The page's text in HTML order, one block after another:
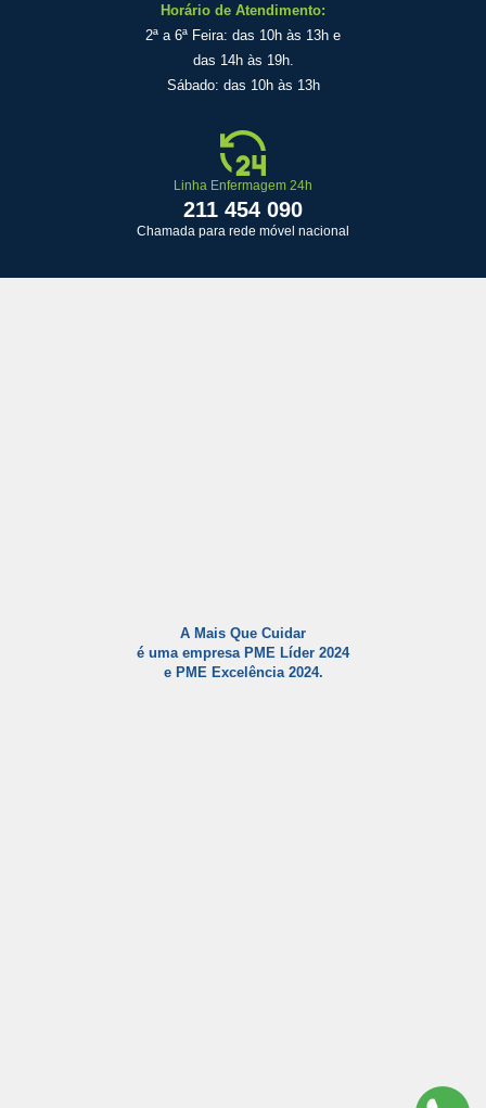
Horário de Atendimento:
2ª a 6ª Feira: das 10h às 13h e
das 14h às 19h.
Sábado: das 10h às 13h
Linha Enfermagem 24h
211 454 090
Chamada para rede móvel nacional
A Mais Que Cuidar
é uma empresa PME Líder 2024
e PME Excelência 2024.